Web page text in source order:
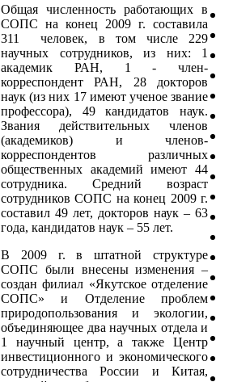
Общая численность работающих в
СОПС на конец 2009 г. составила
311 человек, в том числе 229
научных сотрудников, из них: 1
академик РАН, 1 - член-
корреспондент РАН, 28 докторов
наук (из них 17 имеют ученое звание
профессора), 49 кандидатов наук.
Звания действительных членов
(академиков) и членов-
корреспондентов различных
общественных академий имеют 44
сотрудника. Средний возраст
сотрудников СОПС на конец 2009 г.
составил 49 лет, докторов наук – 63
года, кандидатов наук – 55 лет.
В 2009 г. в штатной структуре
СОПС были внесены изменения –
создан филиал «Якутское отделение
СОПС» и Отделение проблем
природопользования и экологии,
объединяющее два научных отдела и
1 научный центр, а также Центр
инвестиционного и экономического
сотрудничества России и Китая,